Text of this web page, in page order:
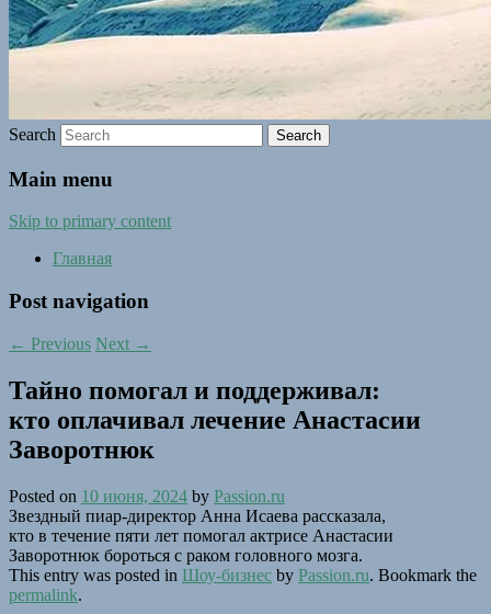
Search
Main menu
Skip to primary content
Главная
Post navigation
← Previous Next →
Тайно помогал и поддерживал:
кто оплачивал лечение Анастасии
Заворотнюк
Posted on 10 июня, 2024 by Passion.ru
Звездный пиар-директор Анна Исаева рассказала,
кто в течение пяти лет помогал актрисе Анастасии
Заворотнюк бороться с раком головного мозга.
This entry was posted in Шоу-бизнес by Passion.ru. Bookmark the
permalink.